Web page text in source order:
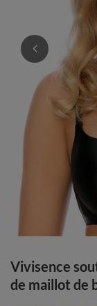
Vivisence
de maillot de